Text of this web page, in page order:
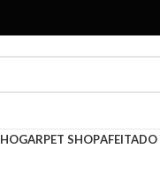
HOGARPET SHOPAFEITADO